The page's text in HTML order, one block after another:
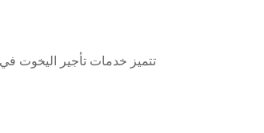
تتميز خدمات تأجير اليخوت في